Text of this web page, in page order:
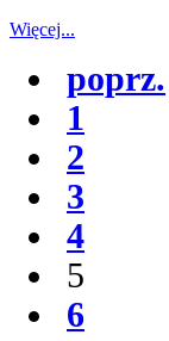
Więcej...
poprz.
1
2
3
4
5
6